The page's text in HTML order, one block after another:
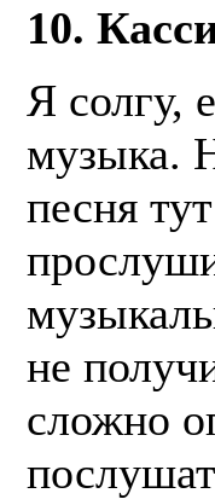
10.
Я солгу,
музыка.
песня
не
сложно